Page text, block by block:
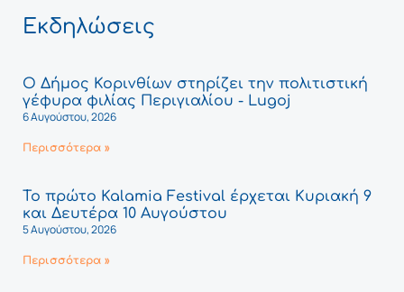
Εκδηλώσεις
Ο Δήμος Κορινθίων στηρίζει την πολιτιστική
γέφυρα φιλίας Περιγιαλίου - Lugoj
6 Αυγούστου, 2026
Περισσότερα »
Το πρώτο Kalamia Festival έρχεται Κυριακή 9
και Δευτέρα 10 Αυγούστου
5 Αυγούστου, 2026
Περισσότερα »